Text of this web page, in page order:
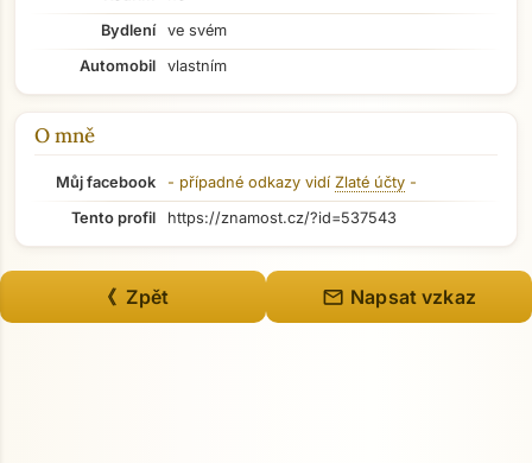
Bydlení
ve svém
Automobil
vlastním
O mně
Můj facebook - případné odkazy vidí Zlaté účty -
Tento profil
https://znamost.cz/?id=537543
《 Zpět mail Napsat vzkaz